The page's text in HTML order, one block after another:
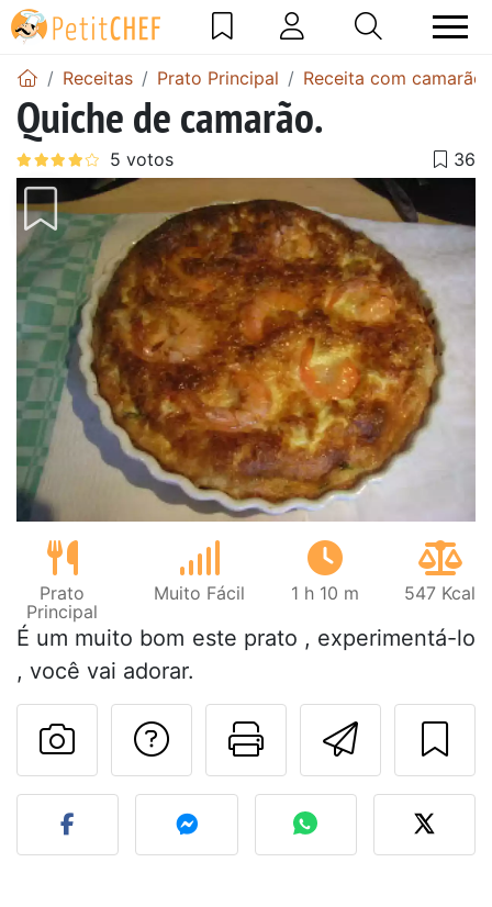
Receitas Prato Principal Receita com camarão
Quiche de camarão.
Prato
Principal
Muito Fácil 1 h 10 m 547 Kcal
É um muito bom este prato , experimentá-lo
, você vai adorar.
Imprima
Falar com o autor
Fez esta receita?